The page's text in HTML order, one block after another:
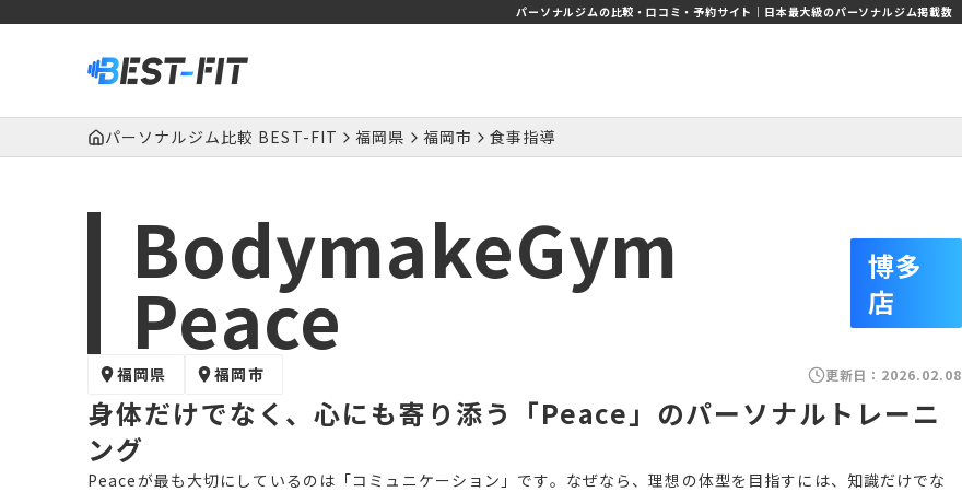
パーソナルジムの比較・口コミ・予約サイト｜日本最大級のパーソナルジム掲載数
パーソナルジム比較 BEST-FIT 福岡県 福岡市 食事指導
BodymakeGym
Peace
博多
店
福岡県 福岡市 更新日： 2026.02.08
身体だけでなく、心にも寄り添う「Peace」のパーソナルトレーニ
ング
Peaceが最も大切にしているのは「コミュニケーション」です。なぜなら、理想の体型を目指すには、知識だけでな